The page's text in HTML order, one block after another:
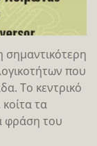
σημαντικότερη
που
Το κεντρικό
τα
φράση του